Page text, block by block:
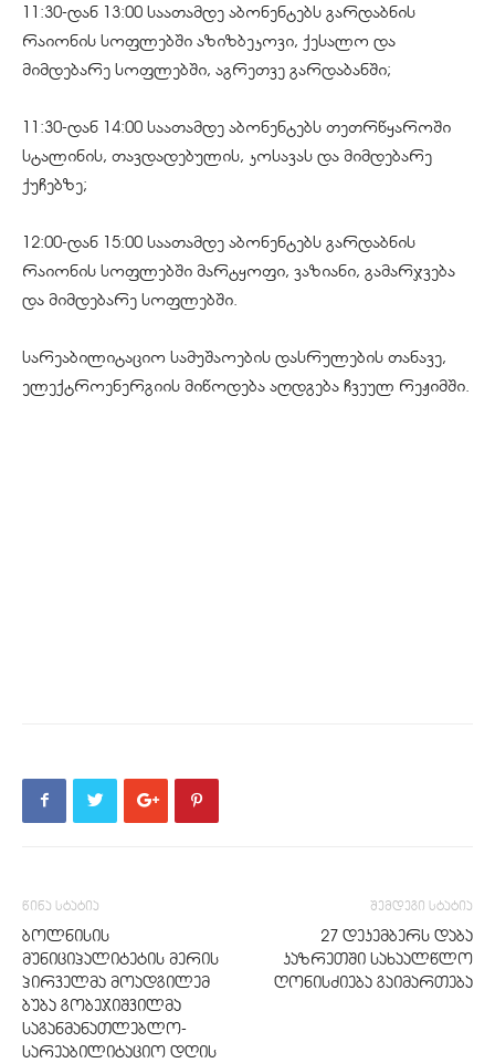
11:30-დან 13:00 საათამდე აბონენტებს გარდაბნის
რაიონის სოფლებში აზიზბეკოვი, ქესალო და
მიმდებარე სოფლებში, აგრეთვე გარდაბანში;
11:30-დან 14:00 საათამდე აბონენტებს თეთრწყაროში
სტალინის, თავდადებულის, კოსავას და მიმდებარე
ქუჩებზე;
12:00-დან 15:00 საათამდე აბონენტებს გარდაბნის
რაიონის სოფლებში მარტყოფი, ვაზიანი, გამარჯვება
და მიმდებარე სოფლებში.
სარეაბილიტაციო სამუშაოების დასრულების თანავე,
ელექტროენერგიის მიწოდება აღდგება ჩვეულ რეჟიმში.
წინა სტატია
ბოლნისის
მუნიციპალიტეტის მერის
პირველმა მოადგილემ
ბუბა გობეჯიშვილმა
საგანმანათლებლო-
სარეაბილიტაციო დღის
შემდეგი სტატია
27 დეკემბერს დაბა
კაზრეთში სახაალწლო
ღონისძიება გაიმართება